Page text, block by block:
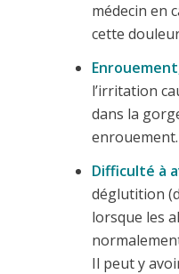
médecin en
cette
l’irritation
dans la
enrouement.
Difficulté à
déglutition
lorsque les
Il peut y